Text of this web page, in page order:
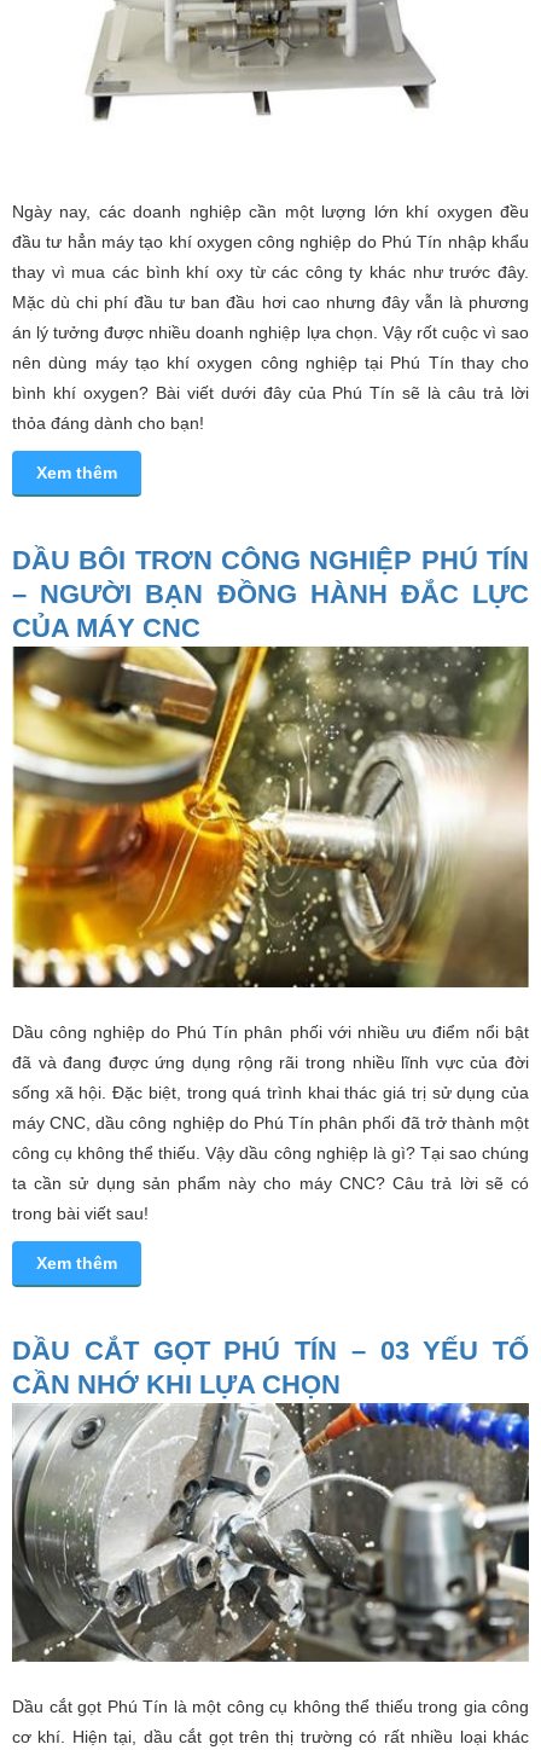
Ngày nay, các doanh nghiệp cần một lượng lớn khí oxygen đều
đầu tư hẳn máy tạo khí oxygen công nghiệp do Phú Tín nhập khẩu
thay vì mua các bình khí oxy từ các công ty khác như trước đây.
Mặc dù chi phí đầu tư ban đầu hơi cao nhưng đây vẫn là phương
án lý tưởng được nhiều doanh nghiệp lựa chọn. Vậy rốt cuộc vì sao
nên dùng máy tạo khí oxygen công nghiệp tại Phú Tín thay cho
bình khí oxygen? Bài viết dưới đây của Phú Tín sẽ là câu trả lời
thỏa đáng dành cho bạn!
Xem thêm
DẦU BÔI TRƠN CÔNG NGHIỆP PHÚ TÍN
– NGƯỜI BẠN ĐỒNG HÀNH ĐẮC LỰC
CỦA MÁY CNC
Dầu công nghiệp do Phú Tín phân phối với nhiều ưu điểm nổi bật
đã và đang được ứng dụng rộng rãi trong nhiều lĩnh vực của đời
sống xã hội. Đặc biệt, trong quá trình khai thác giá trị sử dụng của
máy CNC, dầu công nghiệp do Phú Tín phân phối đã trở thành một
công cụ không thể thiếu. Vậy dầu công nghiệp là gì? Tại sao chúng
ta cần sử dụng sản phẩm này cho máy CNC? Câu trả lời sẽ có
trong bài viết sau!
Xem thêm
DẦU CẮT GỌT PHÚ TÍN – 03 YẾU TỐ
CẦN NHỚ KHI LỰA CHỌN
Dầu cắt gọt Phú Tín là một công cụ không thể thiếu trong gia công
cơ khí. Hiện tại, dầu cắt gọt trên thị trường có rất nhiều loại khác